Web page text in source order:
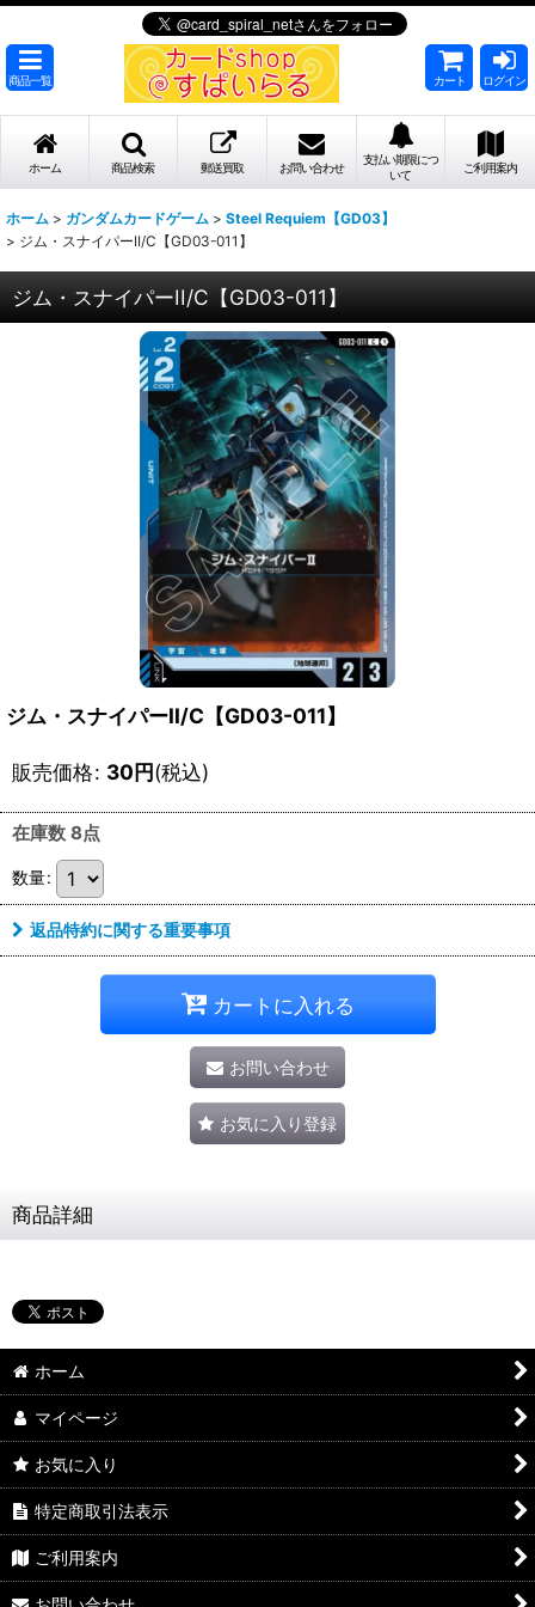
商品一覧 カート ログイン
ホーム 商品検索 郵送買取 お問い合わせ
支払い期限につ
いて
ご利用案内
ホーム > ガンダムカードゲーム > Steel Requiem【GD03】
> ジム・スナイパーII/C【GD03-011】
ジム・スナイパーII/C【GD03-011】
ジム・スナイパーII/C【GD03-011】
販売価格: 30円(税込)
在庫数 8点
数量:
返品特約に関する重要事項
カートに入れる
お問い合わせ
お気に入り登録
商品詳細
ホーム
マイページ
お気に入り
特定商取引法表示
ご利用案内